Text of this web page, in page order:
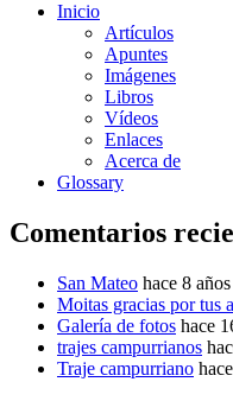
Inicio
Artículos
Apuntes
Imágenes
Libros
Vídeos
Enlaces
Acerca de
Glossary
Comentarios
San Mateo hace 8
Moitas gracias por tus
Galería de fotos hace
trajes campurrianos
Traje campurriano